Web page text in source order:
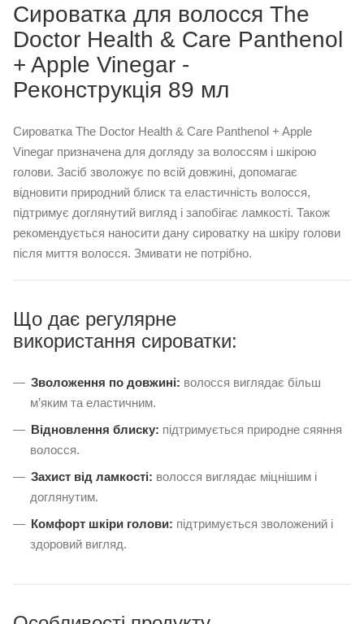
Сироватка для волосся The
Doctor Health & Care Panthenol
+ Apple Vinegar -
Реконструкція 89 мл
Сироватка The Doctor Health & Care Panthenol + Apple
Vinegar призначена для догляду за волоссям і шкірою
голови. Засіб зволожує по всій довжині, допомагає
відновити природний блиск та еластичність волосся,
підтримує доглянутий вигляд і запобігає ламкості. Також
рекомендується наносити дану сироватку на шкіру голови
після миття волосся. Змивати не потрібно.
Що дає регулярне
використання сироватки:
Зволоження по довжині: волосся виглядає більш
м’яким та еластичним.
Відновлення блиску: підтримується природне сяяння
волосся.
Захист від ламкості: волосся виглядає міцнішим і
доглянутим.
Комфорт шкіри голови: підтримується зволожений і
здоровий вигляд.